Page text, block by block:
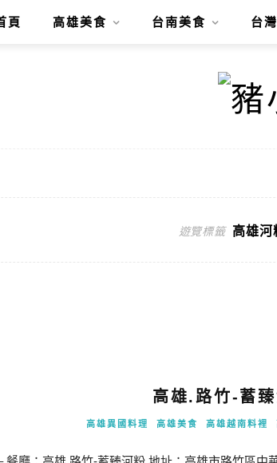
頁 高雄美食 台南美食 台
遊覽標籤 高雄河
高雄.路竹-蓄
高雄異國料理 高雄美食 高雄越南料裡